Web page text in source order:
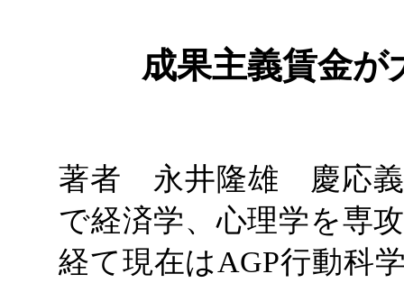
成果主義賃金が
著者 永井隆雄 慶応義
で経済学、心理学を専
経て現在はAGP行動科